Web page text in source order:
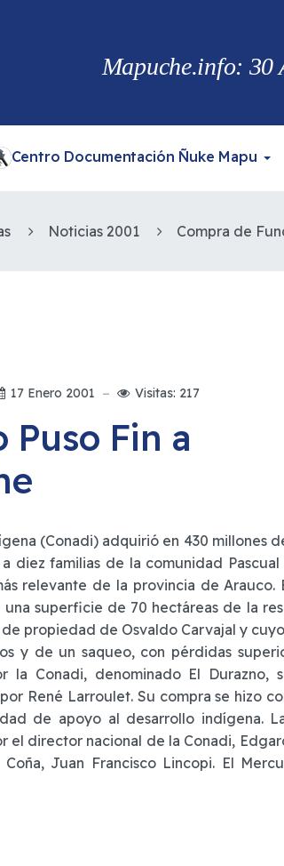
Mapuche.info: 30
Centro Documentación Ñuke Mapu
Noticias 2001
17 Enero 2001 Visitas: 217
Puso Fin a
(Conadi) adquirió en 430 millones
diez familias de la comunidad Pascual
relevante de la provincia de Arauco.
superficie de 70 hectáreas de la
propiedad de Osvaldo Carvajal y
y de un saqueo, con pérdidas
la Conadi, denominado El Durazno,
René Larroulet. Su compra se hizo
de apoyo al desarrollo indígena.
el director nacional de la Conadi,
Juan Francisco Lincopi. El